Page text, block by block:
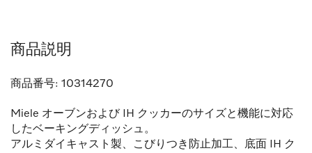
商品説明
商品番号: 10314270
Miele オーブンおよび IH クッカーのサイズと機能に対応
したベーキングディッシュ。
アルミダイキャスト製、こびりつき防止加工、底面 IH ク